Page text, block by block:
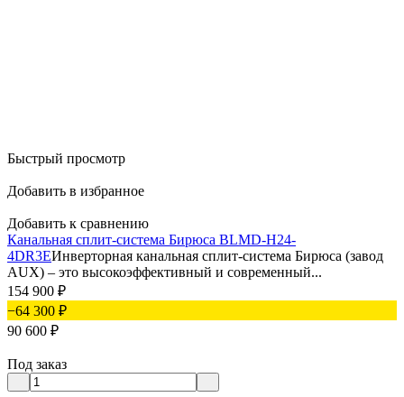
Быстрый просмотр
Добавить в избранное
Добавить к сравнению
Канальная сплит-система Бирюса BLMD-H24-
4DR3EИнверторная канальная сплит-система Бирюса (завод
AUX) – это высокоэффективный и современный...
154 900 ₽
−64 300 ₽
90 600 ₽
Под заказ